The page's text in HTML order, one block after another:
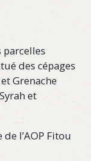
des cépages
Grenache
et
l’AOP Fitou